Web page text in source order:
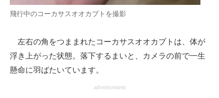
飛行中のコーカサスオオカブトを撮影
左右の角をつままれたコーカサスオオカブトは、体が
浮き上がった状態。落下するまいと、カメラの前で一生
懸命に羽ばたいています。
advertisement